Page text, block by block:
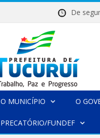
De
O MUNICÍPIO O
PRECATÓRIO/FUNDEF